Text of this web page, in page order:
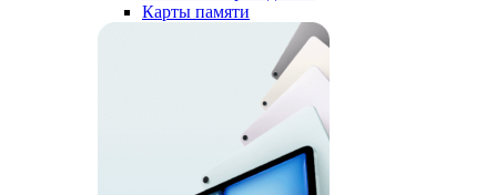
Карты памяти